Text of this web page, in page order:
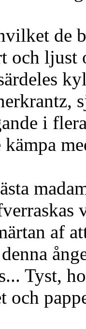
de
och ljust
i
af
Tyst,
och